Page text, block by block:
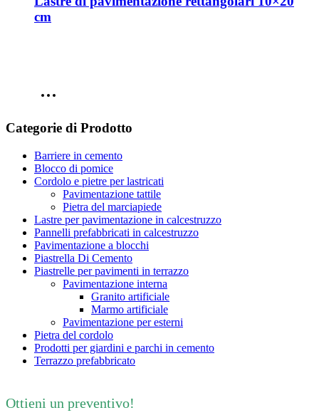
cm
Categorie di Prodotto
Barriere in cemento
Blocco di pomice
Cordolo e pietre per lastricati
Pavimentazione tattile
Pietra del marciapiede
Lastre per pavimentazione in calcestruzzo
Pannelli prefabbricati in calcestruzzo
Pavimentazione a blocchi
Piastrella Di Cemento
Piastrelle per pavimenti in terrazzo
Pavimentazione interna
Granito artificiale
Marmo artificiale
Pavimentazione per esterni
Pietra del cordolo
Prodotti per giardini e parchi in cemento
Terrazzo prefabbricato
Ottieni un preventivo!